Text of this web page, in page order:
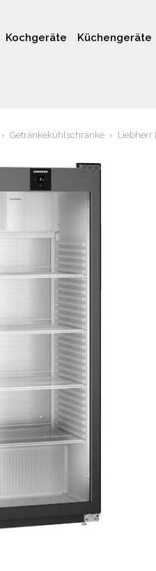
Kochgeräte Küchengeräte
Getränkekühlschränke Liebherr